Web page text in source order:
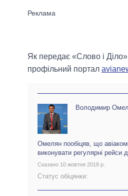
Як передає «Слово і
профільний портал
Володимир
Омелян пообіцяв, що
виконувати регулярні рейси
Сказано 10 жовтня 2018 р.
Статус обіцянки: